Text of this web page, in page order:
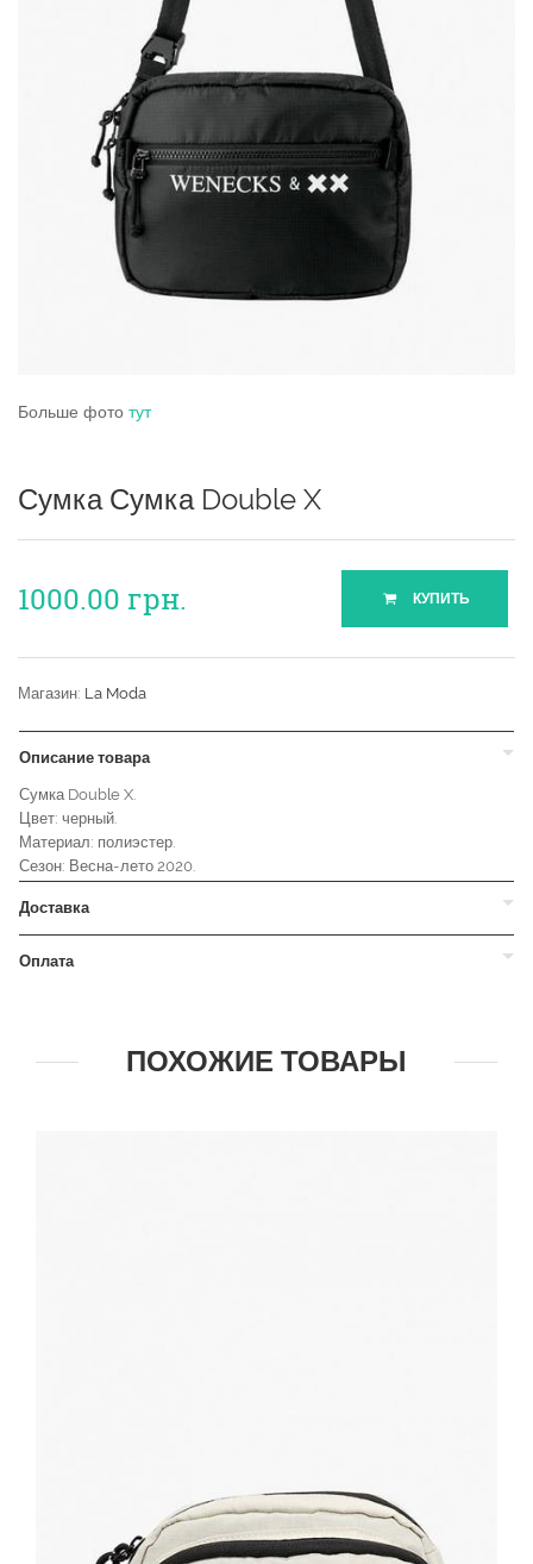
Больше фото тут
Сумка Сумка Double X
1000.00 грн. КУПИТЬ
Магазин: La Moda
Описание товара
Сумка Double X.
Цвет: черный.
Материал: полиэстер.
Сезон: Весна-лето 2020.
Доставка
Оплата
ПОХОЖИЕ ТОВАРЫ